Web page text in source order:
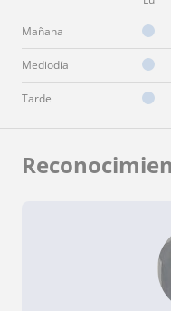
Mañana
Mediodía
Tarde